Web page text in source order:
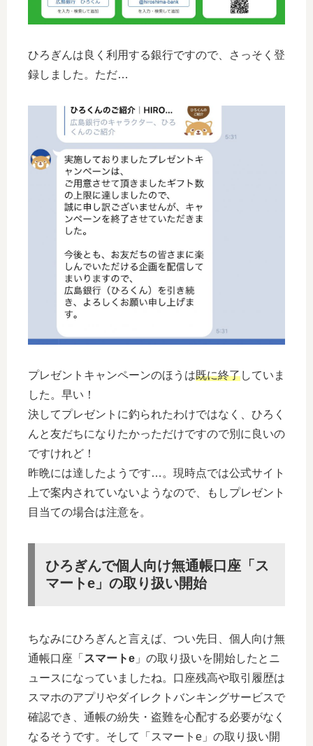
ひろぎんは良く利用する銀行ですので、さっそく登
録しました。ただ…
プレゼントキャンペーンのほうは既に終了していま
した。早い！
決してプレゼントに釣られたわけではなく、ひろく
んと友だちになりたかっただけですので別に良いの
ですけれど！
昨晩には達したようです…。現時点では公式サイト
上で案内されていないようなので、もしプレゼント
目当ての場合は注意を。
ひろぎんで個人向け無通帳口座「 ス
マートe 」の取り扱い開始
ちなみにひろぎんと言えば、つい先日、個人向け無
通帳口座「 スマートe 」の取り扱いを開始したとニ
ュースになっていましたね。口座残高や取引履歴は
スマホのアプリやダイレクトバンキングサービスで
確認でき、通帳の紛失・盗難を心配する必要がなく
なるそうです。そして「スマートe」の取り扱い開